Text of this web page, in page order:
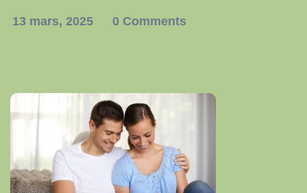
13 mars, 2025 0 Comments